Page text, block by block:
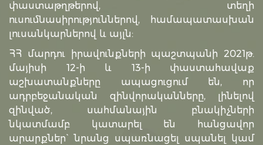
փաստաթղթերով, տեղի
ուսումնասիրություններով, համապատասխան
լուսանկարներով և այլն:
ՀՀ մարդու իրավունքների պաշտպանի 2021թ.
մայիսի 12-ի և 13-ի փաստահավաք
աշխատանքները ապացուցում են, որ
ադրբեջանական զինվորականները, լինելով
զինված, սահմանային բնակիչների
նկատմամբ կատարել են հանցավոր
արարքներ` նրանց սպառնացել սպանել կամ